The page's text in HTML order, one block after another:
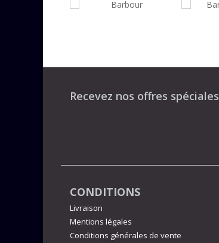
Recevez nos offres spéciales
CONDITIONS
Livraison
Mentions légales
Conditions générales de vente